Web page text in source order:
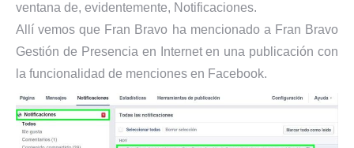
ventana de, evidentemente, Notificaciones.
Allí vemos que Fran Bravo ha mencionado a Fran Bravo
Gestión de Presencia en Internet en una publicación con
la funcionalidad de menciones en Facebook.